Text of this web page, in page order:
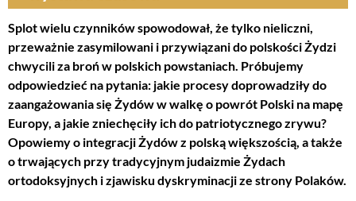
Splot wielu czynników spowodował, że tylko nieliczni,
przeważnie zasymilowani i przywiązani do polskości Żydzi
chwycili za broń w polskich powstaniach. Próbujemy
odpowiedzieć na pytania: jakie procesy doprowadziły do
zaangażowania się Żydów w walkę o powrót Polski na mapę
Europy, a jakie zniechęciły ich do patriotycznego zrywu?
Opowiemy o integracji Żydów z polską większością, a także
o trwających przy tradycyjnym judaizmie Żydach
ortodoksyjnych i zjawisku dyskryminacji ze strony Polaków.